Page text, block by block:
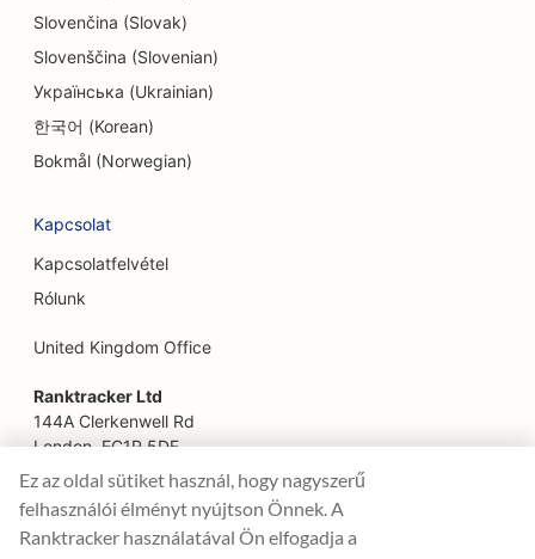
SEO endodontistáknak
SEO a szórakozás és rekreáció számára
SEO a szabadulószobák számára
SEO a Farm-to-Table éttermek számára
SEO az arcfelvarrás szolgáltatásokhoz
SEO gyorséttermek számára
SEO a Fine Dining éttermek számára
Slovenčina (Slovak)
Slovenščina (Slovenian)
Українська (Ukrainian)
한국어 (Korean)
Bokmål (Norwegian)
Kapcsolat
Kapcsolatfelvétel
Rólunk
United Kingdom Office
Ranktracker Ltd
144A Clerkenwell Rd
London, EC1R 5DF
Company No: 08820809
Ez az oldal sütiket használ, hogy nagyszerű
felhasználói élményt nyújtson Önnek. A
Ranktracker használatával Ön elfogadja a